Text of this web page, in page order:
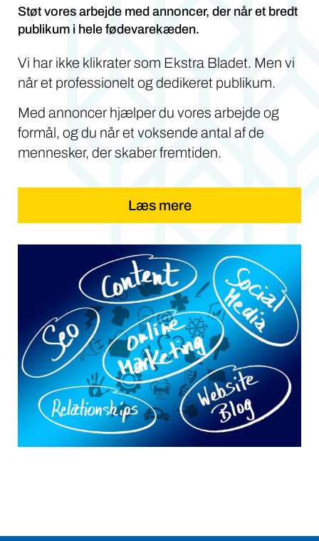
Støt vores arbejde med annoncer, der når et bredt
publikum i hele fødevarekæden.
Vi har ikke klikrater som Ekstra Bladet. Men vi
når et professionelt og dedikeret publikum.
Med annoncer hjælper du vores arbejde og
formål, og du når et voksende antal af de
mennesker, der skaber fremtiden.
Læs mere